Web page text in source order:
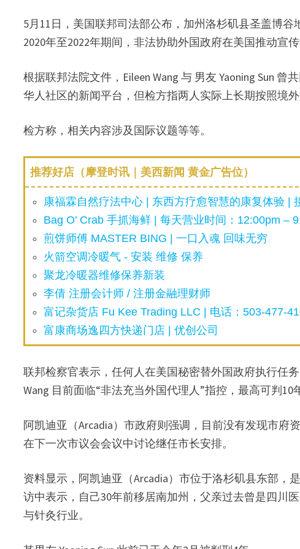
5月11日，美国联邦司法部公布，加州洛杉矶县圣盖博谷
2020年至2022年期间，非法协助外国政府在美国推动宣
根据联邦法院文件，Eileen Wang 与 男友 Yaoning Sun 曾
华人社区的新闻平台，但检方指两人实际上长期按照境
检方称，相关内容涉及国际议题等等。
推荐好店（摩登时讯｜美西新闻 黄金广告位）
康福霖自然疗法中心 | 东西方疗愈智慧的康复体验 |
Bag O’ Crab 手抓海鲜 | 每天营业时间：12:00pm –
煎饼师傅 MASTER BING | 一口入魂 回味无穷
火箭空调冷暖气 - 安装 维修 保养
聚龙冷暖器维修保养新装
李倩 注册会计师 / 注册金融理财师
富记杂货店 Fu Kee Trading LLC | 电话：503-477-
富康商场逸四方快递门店 | 优创公司
联邦检察官表示，任何人在美国秘密替外国政府执行任
Wang 目前面临“非法充当外国代理人”指控，最高可判10
阿凯迪亚（Arcadia）市政府则强调，目前没有发现市
在下一次市议会会议中讨论继任市长安排。
资料显示，阿凯迪亚（Arcadia）市位于洛杉矶县东部，
访中表示，自己30年前移居南加州，父亲过去曾是四川
与针灸行业。